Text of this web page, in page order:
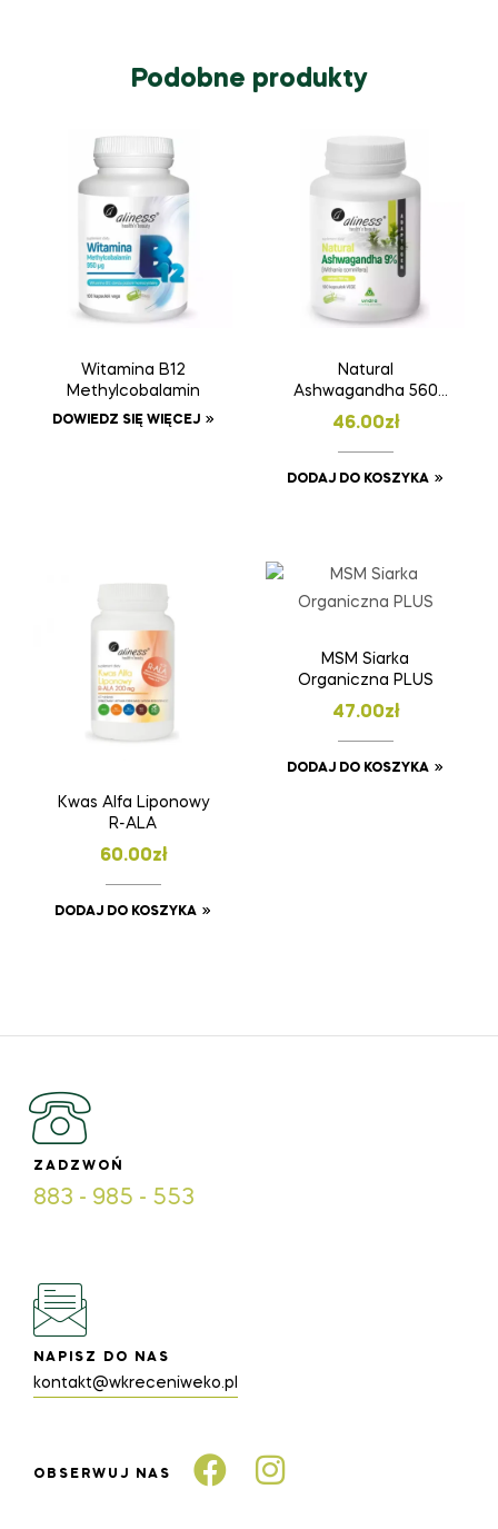
Podobne produkty
Witamina B12
Methylcobalamin
DOWIEDZ SIĘ WIĘCEJ
Natural
Ashwagandha 560
mg 9%
46.00zł
DODAJ DO KOSZYKA
Kwas Alfa Liponowy
R-ALA
60.00zł
DODAJ DO KOSZYKA
MSM Siarka
Organiczna PLUS
47.00zł
DODAJ DO KOSZYKA
ZADZWOŃ
883 - 985 - 553
NAPISZ DO NAS
kontakt@wkreceniweko.pl
OBSERWUJ NAS